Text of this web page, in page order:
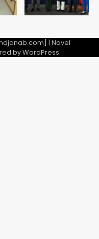
| Novel
byWordPress.